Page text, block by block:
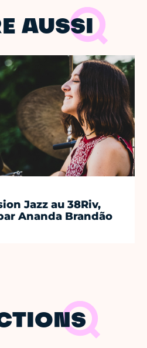
AUSSI
Jazz au 38Riv,
Ananda Brandão